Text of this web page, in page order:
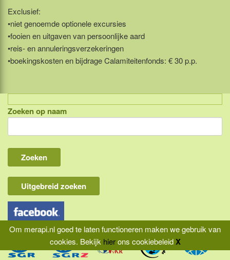
Om merapi.nl goed te laten functioneren maken we gebruik van
cookies. Bekijk hierons cookiebeleidX
Exclusief:
•niet genoemde optionele excursies
•fooien en uitgaven van persoonlijke aard
•reis- en annuleringsverzekeringen
•boekingskosten en bijdrage Calamiteitenfonds: € 30 p.p.
Indonesië, eilandcombinaties
Bali
Lombok
Flores & Komodo
Overige Sunda eilanden
Java
Kalimantan
Molukken
Zoeken op naam
Uitgebreid zoeken
Home | Aansprakelijkheid | Privacy | Reisvoorwaarden